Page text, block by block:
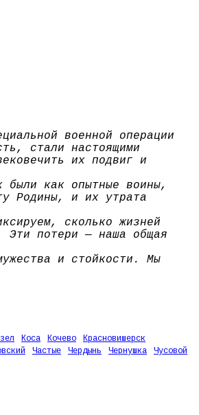
военной операции
стали настоящими
их подвиг и
как опытные воины,
Родины, и их утрата
сколько жизней
Эти потери — наша общая
и стойкости. Мы
Коса Кочево
Красновишерск
Частые Чердынь Чернушка
Чусовой